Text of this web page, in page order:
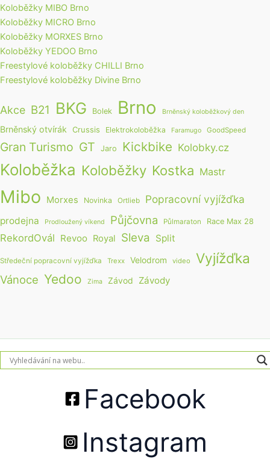
Koloběžky MIBO Brno
Koloběžky MICRO Brno
Koloběžky MORXES Brno
Koloběžky YEDOO Brno
Freestylové koloběžky CHILLI Brno
Freestylové koloběžky Divine Brno
Akce B21 BKG Bolek Brno Brněnský koloběžkový den
Brněnský otvírák Crussis Elektrokoloběžka Faramugo GoodSpeed
Gran Turismo GT Jaro Kickbike Kolobky.cz
Koloběžka Koloběžky Kostka Mastr
Mibo Morxes Novinka Ortlieb Popracovní vyjížďka
prodejna Prodloužený víkend Půjčovna Půlmaraton Race Max 28
RekordOvál Revoo Royal Sleva Split
Středeční popracovní vyjížďka Trexx Velodrom video Vyjížďka
Vánoce Yedoo Zima Závod Závody
Facebook
Instagram